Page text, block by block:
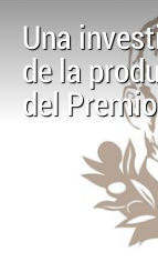
Una
de la
del